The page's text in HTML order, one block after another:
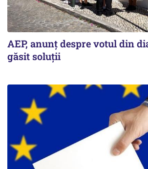
AEP, anunţ despre votul din
găsit soluţii